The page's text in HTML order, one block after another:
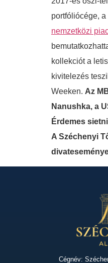
portfóliócége,
nemzetközi
kollekciót a
kivitelezés
Weeken. Az
Nanushka, a
Érdemes
A Széchenyi
Cégnév: